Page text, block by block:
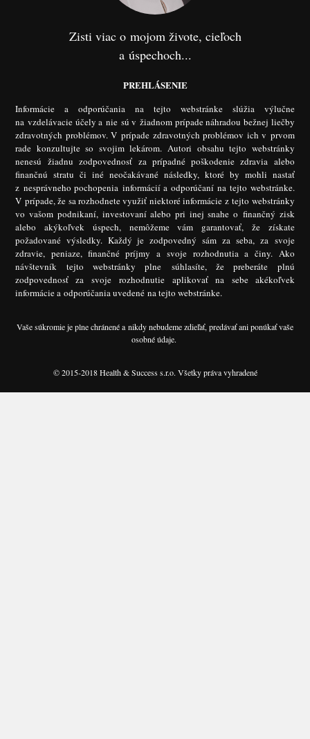
Zisti viac o mojom živote, cieľoch
a úspechoch...
PREHLÁSENIE
Informácie a odporúčania na tejto webstránke slúžia výlučne
na vzdelávacie účely a nie sú v žiadnom prípade náhradou bežnej liečby
zdravotných problémov. V prípade zdravotných problémov ich v prvom
rade konzultujte so svojim lekárom. Autori obsahu tejto webstránky
nenesú žiadnu zodpovednosť za prípadné poškodenie zdravia alebo
finančnú stratu či iné neočakávané následky, ktoré by mohli nastať
z nesprávneho pochopenia informácií a odporúčaní na tejto webstránke.
V prípade, že sa rozhodnete využiť niektoré informácie z tejto webstránky
vo vašom podnikaní, investovaní alebo pri inej snahe o finančný zisk
alebo akýkoľvek úspech, nemôžeme vám garantovať, že získate
požadované výsledky. Každý je zodpovedný sám za seba, za svoje
zdravie, peniaze, finančné príjmy a svoje rozhodnutia a činy. Ako
návštevník tejto webstránky plne súhlasíte, že preberáte plnú
zodpovednosť za svoje rozhodnutie aplikovať na sebe akékoľvek
informácie a odporúčania uvedené na tejto webstránke.
Vaše súkromie je plne chránené a nikdy nebudeme zdieľať, predávať ani ponúkať vaše
osobné údaje.
© 2015-2018 Health & Success s.r.o. Všetky práva vyhradené